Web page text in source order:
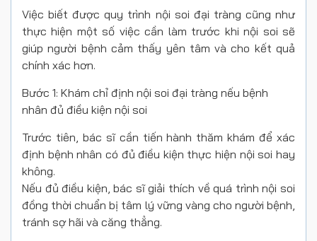
Việc biết được quy trình nội soi đại tràng cũng như
thực hiện một số việc cần làm trước khi nội soi sẽ
giúp người bệnh cảm thấy yên tâm và cho kết quả
chính xác hơn.
Bước 1: Khám chỉ định nội soi đại tràng nếu bệnh
nhân đủ điều kiện nội soi
Trước tiên, bác sĩ cần tiến hành thăm khám để xác
định bệnh nhân có đủ điều kiện thực hiện nội soi hay
không.
Nếu đủ điều kiện, bác sĩ giải thích về quá trình nội soi
đồng thời chuẩn bị tâm lý vững vàng cho người bệnh,
tránh sợ hãi và căng thẳng.